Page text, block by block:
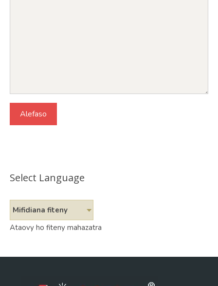
Select Language
Mifidiana fiteny
Ataovy ho fiteny mahazatra